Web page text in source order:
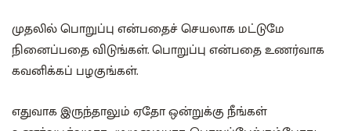
முதலில் பொறுப்பு என்பதைச் செயலாக மட்டுமே
நினைப்பதை விடுங்கள். பொறுப்பு என்பதை உணர்வாக
கவனிக்கப் பழகுங்கள்.
எதுவாக இருந்தாலும் ஏதோ ஒன்றுக்கு நீங்கள்